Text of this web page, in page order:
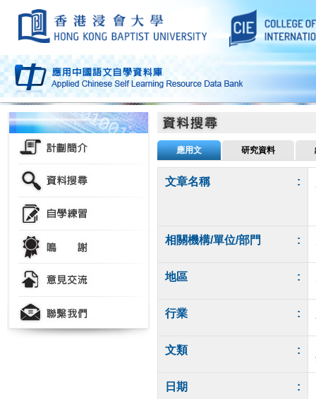
應用文 研究資料
文章名稱 :
相關機構/單位/部門 :
地區 :
行業 :
文類 :
日期 :